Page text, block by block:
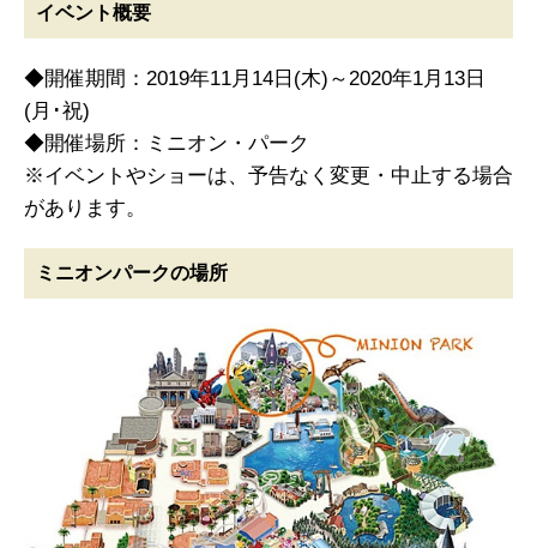
イベント概要
◆開催期間：2019年11月14日(木)～2020年1月13日
(月･祝)
◆開催場所：ミニオン・パーク
※イベントやショーは、予告なく変更・中止する場合
があります。
ミニオンパークの場所